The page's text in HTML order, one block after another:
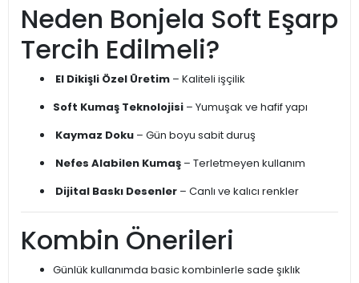
Neden Bonjela Soft Eşarp
Tercih Edilmeli?
El Dikişli Özel Üretim – Kaliteli işçilik
Soft Kumaş Teknolojisi – Yumuşak ve hafif yapı
Kaymaz Doku – Gün boyu sabit duruş
Nefes Alabilen Kumaş – Terletmeyen kullanım
Dijital Baskı Desenler – Canlı ve kalıcı renkler
Kombin Önerileri
Günlük kullanımda basic kombinlerle sade şıklık